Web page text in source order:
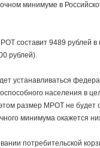
минимуме в
составит 9489 рублей
рублей).
устанавливаться
населения в
размер МРОТ не будет
минимума окажется
потребительской